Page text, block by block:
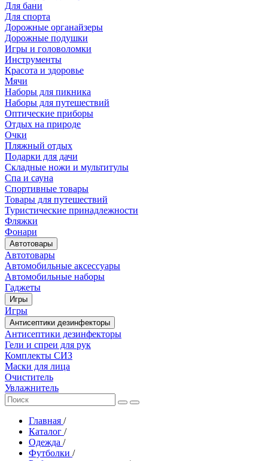
Для бани
Для спорта
Дорожные органайзеры
Дорожные подушки
Игры и головоломки
Инструменты
Красота и здоровье
Мячи
Наборы для пикника
Наборы для путешествий
Оптические приборы
Отдых на природе
Очки
Пляжный отдых
Подарки для дачи
Складные ножи и мультитулы
Спа и сауна
Спортивные товары
Товары для путешествий
Туристические принадлежности
Фляжки
Фонари
Автотовары
Автотовары
Автомобильные аксессуары
Автомобильные наборы
Гаджеты
Игры
Игры
Антисептики дезинфекторы
Антисептики дезинфекторы
Гели и спреи для рук
Комплекты СИЗ
Маски для лица
Очиститель
Увлажнитель
Главная /
Каталог /
Одежда /
Футболки /